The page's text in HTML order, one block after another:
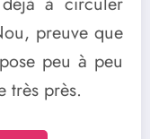
preuve que
peu à peu
très près.